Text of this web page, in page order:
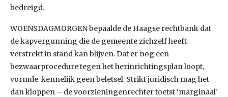
bedreigd.
WOENSDAGMORGEN bepaalde de Haagse rechtbank dat
de kapvergunning die de gemeente zichzelf heeft
verstrekt in stand kan blijven. Dat er nog een
bezwaarprocedure tegen het herinrichtingsplan loopt,
vormde kennelijk geen beletsel. Strikt juridisch mag het
dan kloppen – de voorzieningenrechter toetst ‘marginaal’